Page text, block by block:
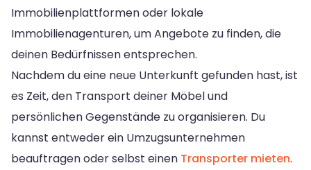
Immobilienplattformen oder lokale
Immobilienagenturen, um Angebote zu finden, die
deinen Bedürfnissen entsprechen.
Nachdem du eine neue Unterkunft gefunden hast, ist
es Zeit, den Transport deiner Möbel und
persönlichen Gegenstände zu organisieren. Du
kannst entweder ein Umzugsunternehmen
beauftragen oder selbst einen Transporter mieten.